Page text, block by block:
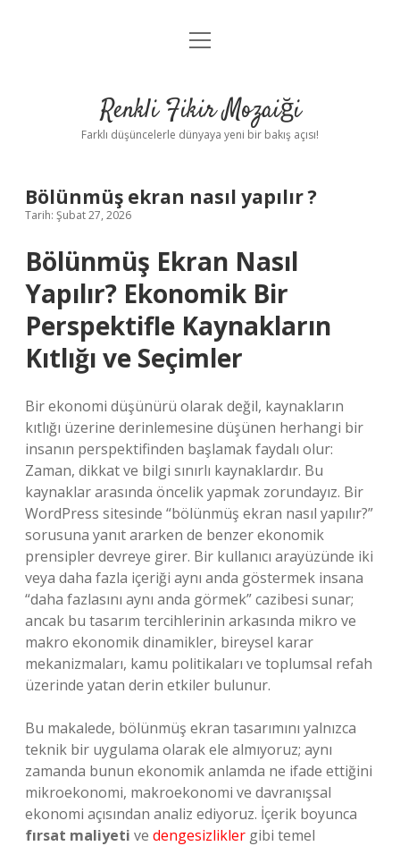
Anasayfa
Yasal Uyarı
menüyü
Renkli Fikir Mozaiği
Farklı düşüncelerle dünyaya yeni bir bakış açısı!
Bölünmüş ekran nasıl yapılır ?
Tarih: Şubat 27, 2026
Bölünmüş Ekran Nasıl
Yapılır? Ekonomik Bir
Perspektifle Kaynakların
Kıtlığı ve Seçimler
Bir ekonomi düşünürü olarak değil, kaynakların
kıtlığı üzerine derinlemesine düşünen herhangi bir
insanın perspektifinden başlamak faydalı olur:
Zaman, dikkat ve bilgi sınırlı kaynaklardır. Bu
kaynaklar arasında öncelik yapmak zorundayız. Bir
WordPress sitesinde “bölünmüş ekran nasıl yapılır?”
sorusuna yanıt ararken de benzer ekonomik
prensipler devreye girer. Bir kullanıcı arayüzünde iki
veya daha fazla içeriği aynı anda göstermek insana
“daha fazlasını aynı anda görmek” cazibesi sunar;
ancak bu tasarım tercihlerinin arkasında mikro ve
makro ekonomik dinamikler, bireysel karar
mekanizmaları, kamu politikaları ve toplumsal refah
üzerinde yatan derin etkiler bulunur.
Bu makalede, bölünmüş ekran tasarımını yalnızca
teknik bir uygulama olarak ele almıyoruz; aynı
zamanda bunun ekonomik anlamda ne ifade ettiğini
mikroekonomi, makroekonomi ve davranışsal
ekonomi açısından analiz ediyoruz. İçerik boyunca
fırsat maliyeti ve dengesizlikler gibi temel